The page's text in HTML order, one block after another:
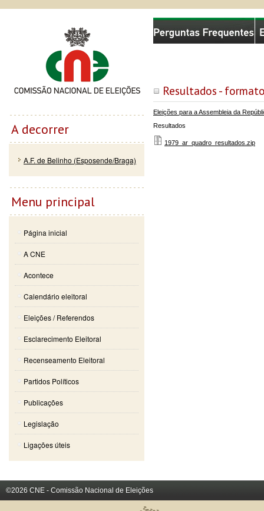
Resultados -
Eleições para a Assembleia da
Resultados
1979_ar_quadro_resultados.zip
Comissão Nacional de Eleições
A decorrer
A.F. de Belinho (Esposende/Braga)
Menu principal
Página inicial
A CNE
Acontece
Calendário eleitoral
Eleições / Referendos
Esclarecimento Eleitoral
Recenseamento Eleitoral
Partidos Políticos
Publicações
Legislação
Ligações úteis
©2026 CNE - Comissão Nacional de Eleições